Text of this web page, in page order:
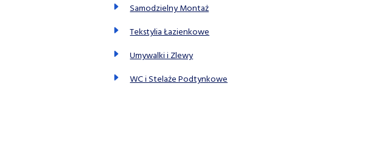
Samodzielny Montaż
Tekstylia Łazienkowe
Umywalki i Zlewy
WC i Stelaże Podtynkowe